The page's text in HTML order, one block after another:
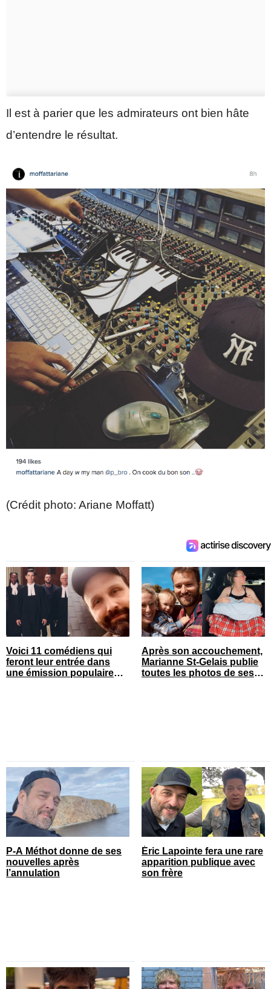
Il est à parier que les admirateurs ont bien hâte
d’entendre le résultat.
(Crédit photo: Ariane Moffatt)
Voici 11 comédiens qui
feront leur entrée dans
une émission populaire
Après son accouchement,
Marianne St-Gelais publie
toutes les photos de ses
P-A Méthot donne de ses
nouvelles après
l’annulation
Éric Lapointe fera une rare
apparition publique avec
son frère